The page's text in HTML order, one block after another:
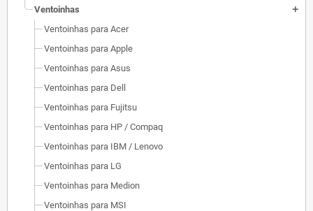
Ventoinhas
add
Ventoinhas para Acer
Ventoinhas para Apple
Ventoinhas para Asus
Ventoinhas para Dell
Ventoinhas para Fujitsu
Ventoinhas para HP / Compaq
Ventoinhas para IBM / Lenovo
Ventoinhas para LG
Ventoinhas para Medion
Ventoinhas para MSI